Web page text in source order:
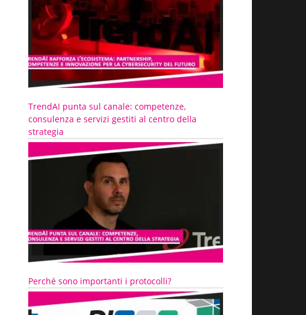
TrendAI punta sul canale: competenze,
consulenza e servizi gestiti al centro della
strategia
Perché sono importanti i protocolli?